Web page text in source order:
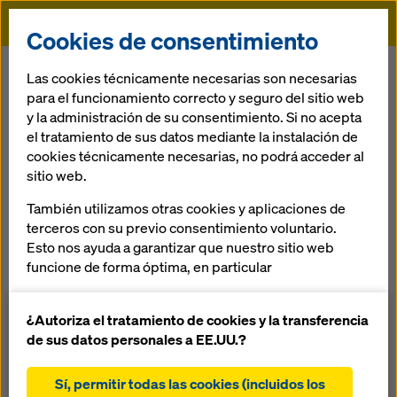
Doka
Real Plaza Salaverry
Perú
4 niveles de tiendas comerciales, comprendida por
Cookies de consentimiento
Las cookies técnicamente necesarias son necesarias
para el funcionamiento correcto y seguro del sitio web
y la administración de su consentimiento. Si no acepta
el tratamiento de sus datos mediante la instalación de
cookies técnicamente necesarias, no podrá acceder al
sitio web.
También utilizamos otras cookies y aplicaciones de
terceros con su previo consentimiento voluntario.
Esto nos ayuda a garantizar que nuestro sitio web
funcione de forma óptima, en particular
nuestro sitio web (cookies funcionales y
estadísticas)
utilizar la tienda online de Doka (cookies
¿Autoriza el tratamiento de cookies y la transferencia
de sus datos personales a EE.UU.?
Sí, permitir todas las cookies (incluidos los